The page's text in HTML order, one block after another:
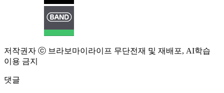
저작권자 ⓒ 브라보마이라이프 무단전재 및 재배포, AI학습
이용 금지
댓글